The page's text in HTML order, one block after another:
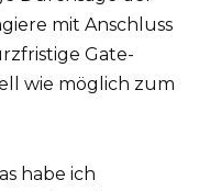
mit Anschluss
Gate-
wie möglich zum
habe ich